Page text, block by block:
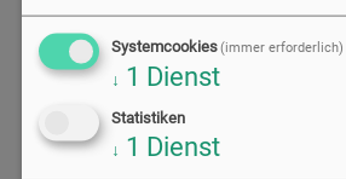
Systemcookies(immer erforderlich)
↓ 1 Dienst
Statistiken
↓ 1 Dienst